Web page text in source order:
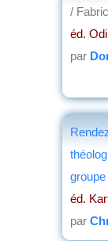
/
éd.
par
groupe
éd.
par